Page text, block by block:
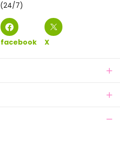
(24/7)
facebook X